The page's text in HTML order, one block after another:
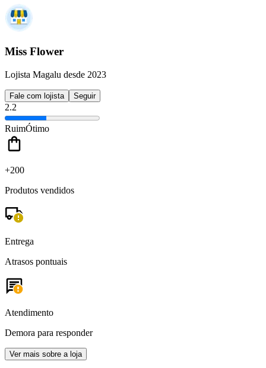
Miss Flower
Lojista Magalu desde 2023
Fale com lojista Seguir
2.2
RuimÓtimo
+200
Produtos vendidos
Entrega
Atrasos pontuais
Atendimento
Demora para responder
Ver mais sobre a loja